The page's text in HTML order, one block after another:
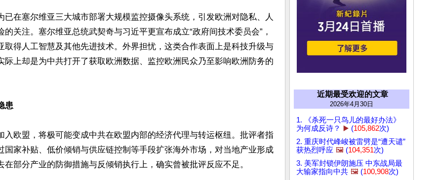
已在塞尔维亚三大城市部署大规模监控摄像头系统，引发欧洲对隐私、人
的关注。塞尔维亚总统武契奇与习近平更宣布成立“政府间技术委员会”，
取得人工智慧及其他先进技术。外界担忧，这类合作表面上是科技升级与
际上却是为中共打开了获取欧洲数据、监控欧洲民众乃至影响欧洲防务的
患
入欧盟，将极可能变成中共在欧盟内部的经济代理与转运枢纽。批评者指
国家补贴、低价倾销与供应链控制等手段扩张海外市场，对当地产业形成
在部分产业的防御措施与反倾销执行上，确实曾被批评反应不足。
近期最受欢迎的文章
2026年4月30日
1. 《杀死一只鸟儿的最好办法》
为何成反诗？
▶️ (105,862次)
2. 重庆时代峰峻被雷劈是“遭天谴”
获热烈呼应 🖼️ (104,351次)
3. 美军封锁伊朗施压 中东战局最
大输家指向中共 🖼️ (100,908次)